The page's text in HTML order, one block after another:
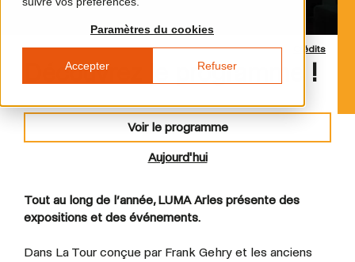
Paramètres du cookies
Accepter Refuser
Crédits
Découvrez le programme !
Tout au long de l’année, LUMA Arles présente des
expositions et des événements.
Dans La Tour conçue par Frank Gehry et les anciens
Voir le programme
Aujourd'hui